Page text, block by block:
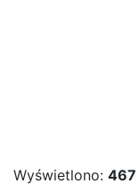
Wyświetlono: 467